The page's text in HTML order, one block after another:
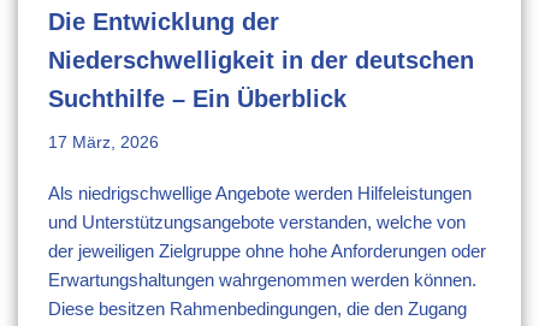
Die Entwicklung der
Niederschwelligkeit in der deutschen
Suchthilfe – Ein Überblick
17 März, 2026
Als niedrigschwellige Angebote werden Hilfeleistungen
und Unterstützungsangebote verstanden, welche von
der jeweiligen Zielgruppe ohne hohe Anforderungen oder
Erwartungshaltungen wahrgenommen werden können.
Diese besitzen Rahmenbedingungen, die den Zugang